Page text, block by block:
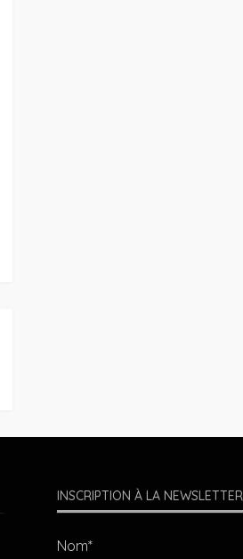
INSCRIPTION À LA NEWSLETTER
Nom*